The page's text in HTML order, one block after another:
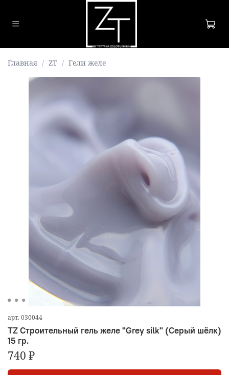
Главная ZT Гели желе
арт. 030044
TZ Строительный гель желе "Grey silk" (Серый шёлк)
15 гр.
740 ₽